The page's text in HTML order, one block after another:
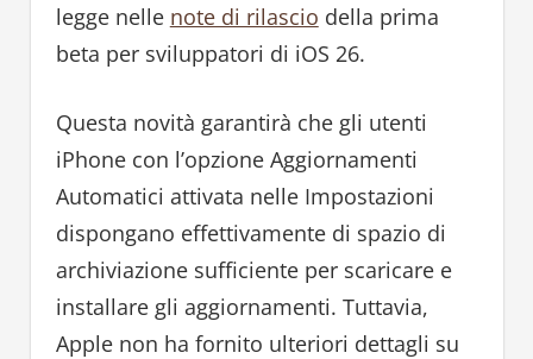
legge nelle note di rilascio della prima
beta per sviluppatori di iOS 26.
Questa novità garantirà che gli utenti
iPhone con l’opzione Aggiornamenti
Automatici attivata nelle Impostazioni
dispongano effettivamente di spazio di
archiviazione sufficiente per scaricare e
installare gli aggiornamenti. Tuttavia,
Apple non ha fornito ulteriori dettagli su